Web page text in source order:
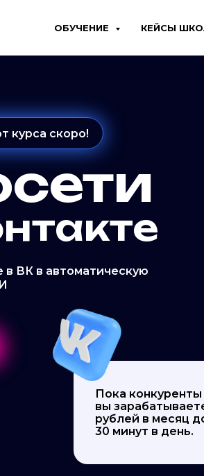
ОБУЧЕНИЕ КЕЙСЫ
в ВК в автоматическую
курса скоро!
Пока конкуренты
вы
рублей в месяц
30 минут в день.